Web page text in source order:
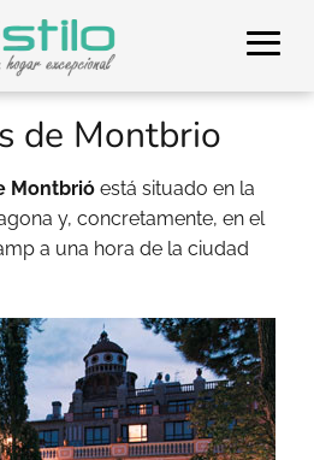
de Montbrio
Montbrió está situado en la
y, concretamente, en el
a una hora de la ciudad